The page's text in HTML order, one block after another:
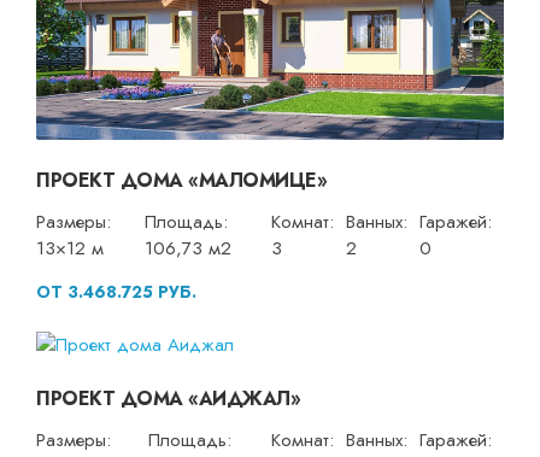
ПРОЕКТ ДОМА «МАЛОМИЦЕ»
Размеры:
13×12 м
Площадь:
106,73 м2
Комнат:
3
Ванных:
2
Гаражей:
0
ОТ 3.468.725 РУБ.
ПРОЕКТ ДОМА «АИДЖАЛ»
Размеры:
Площадь:
Комнат: Ванных: Гаражей: